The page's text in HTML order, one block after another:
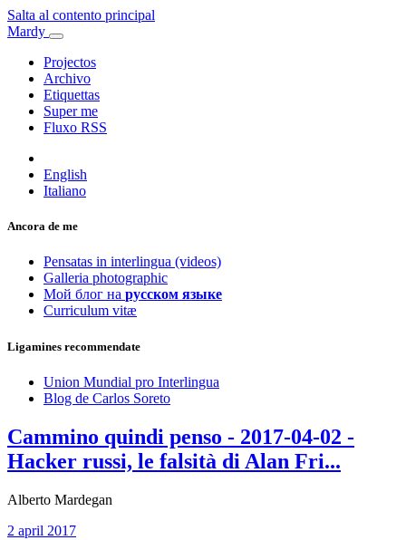
Salta al contento principal
Mardy
Projectos
Archivo
Etiquettas
Super me
Fluxo RSS
English
Italiano
Ancora de me
Pensatas in interlingua (videos)
Galleria photographic
Мой блог на русском языке
Curriculum vitæ
Ligamines recommendate
Union Mundial pro Interlingua
Blog de Carlos Soreto
Cammino quindi penso - 2017-04-02 -
Hacker russi, le falsità di Alan Fri...
Alberto Mardegan
2 april 2017